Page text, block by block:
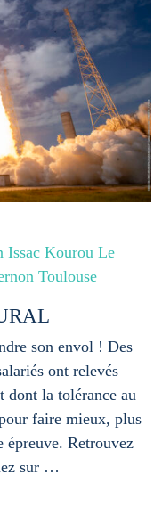
Issac Kourou Le
Toulouse
son envol ! Des
ont relevés
dont la tolérance au
faire mieux, plus
épreuve. Retrouvez
sur …